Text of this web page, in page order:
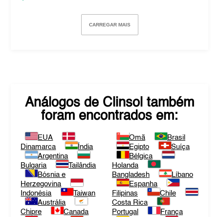
CARREGAR MAIS
Análogos de Clinsol também
foram encontrados em:
EUA
Dinamarca
Índia
Argentina
Bulgaria
Tailândia
Bósnia e
Herzegovina
Indonésia
Taiwan
Austrália
Chipre
Canada
Omã
Brasil
Egipto
Suíça
Bélgica
Holanda
Bangladesh
Líbano
Espanha
Filipinas
Chile
Costa Rica
Portugal
França